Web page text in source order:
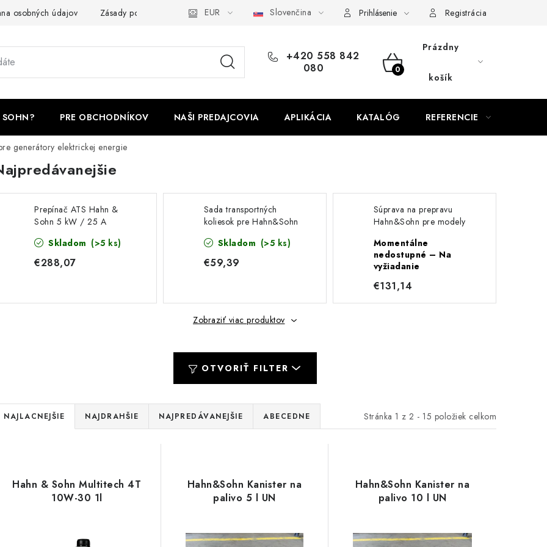
osobných údajov Zásady používania cookies Odstúpenie od zmluvy Doprava a platba FAQ Kontakty
EUR Slovenčina Prihlásenie Registrácia
+420 558 842
080
NÁKUPNÝ
Prázdny
košík
PRE OBCHODNÍKOV NAŠI PREDAJCOVIA APLIKÁCIA KATALÓG REFERENCIE
generátory elektrickej energie
Prepínač ATS Hahn &
Sohn 5 kW / 25 A
Skladom (>5 ks)
€288,07
Sada transportných
koliesok pre Hahn&Sohn
Skladom (>5 ks)
€59,39
Súprava na prepravu
Hahn&Sohn pre modely
HGG8000X3 a HGG
11000E-E3
Momentálne
nedostupné – Na
vyžiadanie
€131,14
Zobraziť viac produktov
OTVORIŤ FILTER
Stránka 1 z 2 - 15 položiek celkom
NAJLACNEJŠIE NAJDRAHŠIE NAJPREDÁVANEJŠIE ABECEDNE
Hahn & Sohn Multitech 4T
10W-30 1l
Hahn&Sohn Kanister na
palivo 5 l UN
Hahn&Sohn Kanister na
palivo 10 l UN